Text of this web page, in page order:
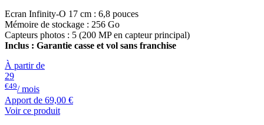
Ecran Infinity-O 17 cm : 6,8 pouces
Mémoire de stockage : 256 Go
Capteurs photos : 5 (200 MP en capteur principal)
Inclus : Garantie casse et vol sans franchise
À partir de
29
€49/ mois
Apport de 69,00 €
Voir ce produit